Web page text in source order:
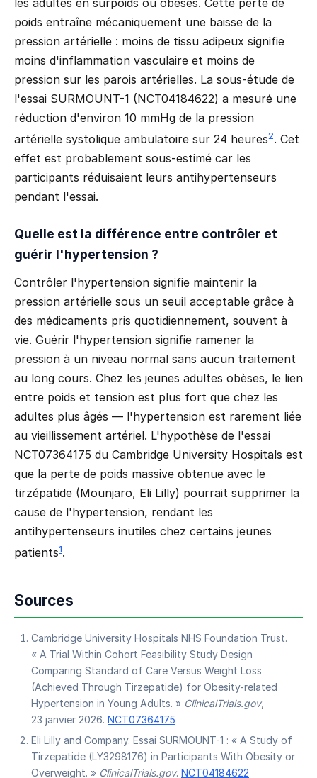
poids entraîne mécaniquement une baisse de la
pression artérielle : moins de tissu adipeux signifie
moins d'inflammation vasculaire et moins de
pression sur les parois artérielles. La sous-étude de
l'essai SURMOUNT-1 (NCT04184622) a mesuré une
réduction d'environ 10 mmHg de la pression
artérielle systolique ambulatoire sur 24 heures2. Cet
effet est probablement sous-estimé car les
participants réduisaient leurs antihypertenseurs
pendant l'essai.
Quelle est la différence entre contrôler et
guérir l'hypertension ?
Contrôler l'hypertension signifie maintenir la
pression artérielle sous un seuil acceptable grâce à
des médicaments pris quotidiennement, souvent à
vie. Guérir l'hypertension signifie ramener la
pression à un niveau normal sans aucun traitement
au long cours. Chez les jeunes adultes obèses, le lien
entre poids et tension est plus fort que chez les
adultes plus âgés — l'hypertension est rarement liée
au vieillissement artériel. L'hypothèse de l'essai
NCT07364175 du Cambridge University Hospitals est
que la perte de poids massive obtenue avec le
tirzépatide (Mounjaro, Eli Lilly) pourrait supprimer la
cause de l'hypertension, rendant les
antihypertenseurs inutiles chez certains jeunes
patients1.
Sources
Cambridge University Hospitals NHS Foundation Trust.
« A Trial Within Cohort Feasibility Study Design
Comparing Standard of Care Versus Weight Loss
(Achieved Through Tirzepatide) for Obesity-related
Hypertension in Young Adults. » ClinicalTrials.gov,
23 janvier 2026. NCT07364175
Eli Lilly and Company. Essai SURMOUNT-1 : « A Study of
Tirzepatide (LY3298176) in Participants With Obesity or
Overweight. » ClinicalTrials.gov. NCT04184622